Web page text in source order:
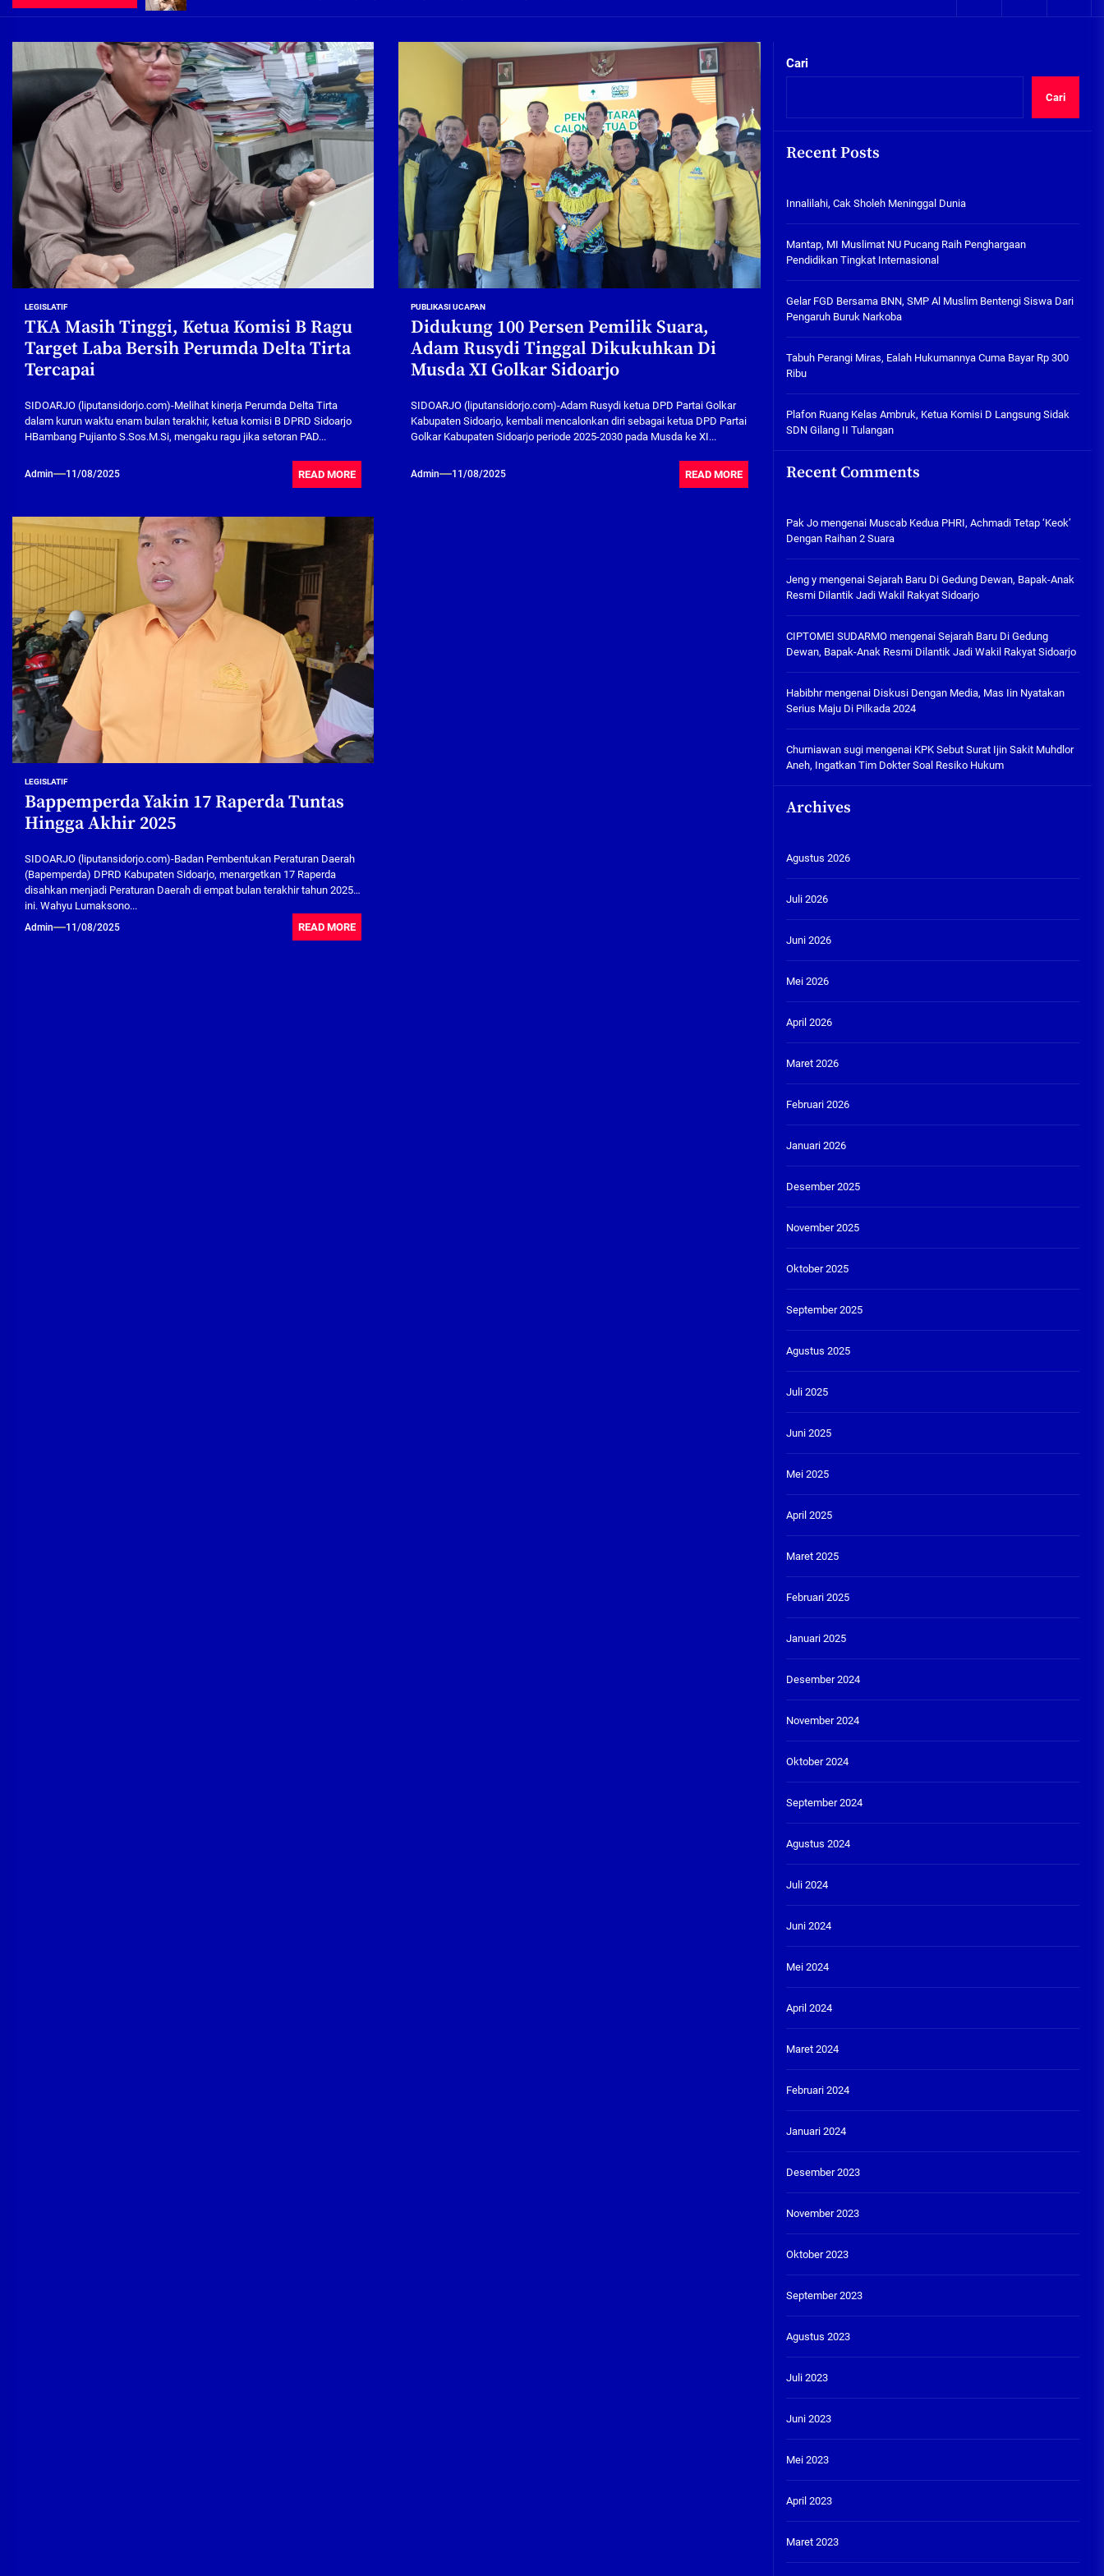
SDN Gilang II Tulangan
Mantap, MI Muslimat NU
Pucang Raih Penghargaan
Pendidikan Tingkat
Internasional
06/08/2026
Gelar FGD Bersama BNN, SMP Al
Muslim Bentengi Siswa Dari
05/08/2026
Hukumannya Cuma Bayar Rp
300 Ribu
Plafon Ruang Kelas Ambruk,
Ketua Komisi D Langsung Sidak
05/08/2026
Pembebasan Lahan Segera Rampung, Pembangunan Fly Over Gedangan Semakin Dekat
Peduli Warga Miskin, Bupati Sidoarjo Masif Jalankan Program Rehab RTLH
Pembebasan Lahan Hampir Rampung, Pembangunan Fly over Gedangan Semakin Dekat
Terima aduan warga, Komisi A cari solusi masalah warga Seketi dan Urangagung
Demi Jajaran Direksi Delta Tirta Yang Profesional Dan Kapabel, Komisi B Dua Kali Panggil Pansel Dan Minta Ada Pakta Integritas
LEGISLATIF
TKA Masih Tinggi, Ketua Komisi B Ragu
Target Laba Bersih Perumda Delta Tirta
Tercapai
SIDOARJO (liputansidorjo.com)-Melihat kinerja Perumda Delta Tirta
dalam kurun waktu enam bulan terakhir, ketua komisi B DPRD Sidoarjo
HBambang Pujianto S.Sos.M.Si, mengaku ragu jika setoran PAD...
Admin 11/08/2025 READ MORE
PUBLIKASI UCAPAN
Didukung 100 Persen Pemilik Suara,
Adam Rusydi Tinggal Dikukuhkan Di
Musda XI Golkar Sidoarjo
SIDOARJO (liputansidorjo.com)-Adam Rusydi ketua DPD Partai Golkar
Kabupaten Sidoarjo, kembali mencalonkan diri sebagai ketua DPD Partai
Golkar Kabupaten Sidoarjo periode 2025-2030 pada Musda ke XI...
Admin 11/08/2025 READ MORE
LEGISLATIF
Bappemperda Yakin 17 Raperda Tuntas
Hingga Akhir 2025
SIDOARJO (liputansidorjo.com)-Badan Pembentukan Peraturan Daerah
(Bapemperda) DPRD Kabupaten Sidoarjo, menargetkan 17 Raperda
disahkan menjadi Peraturan Daerah di empat bulan terakhir tahun 2025
ini. Wahyu Lumaksono...
Admin 11/08/2025 READ MORE
Cari
Cari
Recent Posts
Innalilahi, Cak Sholeh Meninggal Dunia
Mantap, MI Muslimat NU Pucang Raih Penghargaan
Pendidikan Tingkat Internasional
Gelar FGD Bersama BNN, SMP Al Muslim Bentengi Siswa Dari
Pengaruh Buruk Narkoba
Tabuh Perangi Miras, Ealah Hukumannya Cuma Bayar Rp 300
Ribu
Plafon Ruang Kelas Ambruk, Ketua Komisi D Langsung Sidak
SDN Gilang II Tulangan
Recent Comments
Pak Jomengenai Muscab Kedua PHRI, Achmadi Tetap ‘Keok’
Dengan Raihan 2 Suara
Jeng ymengenai Sejarah Baru Di Gedung Dewan, Bapak-Anak
Resmi Dilantik Jadi Wakil Rakyat Sidoarjo
CIPTOMEI SUDARMOmengenai Sejarah Baru Di Gedung
Dewan, Bapak-Anak Resmi Dilantik Jadi Wakil Rakyat Sidoarjo
Habibhrmengenai Diskusi Dengan Media, Mas Iin Nyatakan
Serius Maju Di Pilkada 2024
Churniawan sugimengenai KPK Sebut Surat Ijin Sakit Muhdlor
Aneh, Ingatkan Tim Dokter Soal Resiko Hukum
Archives
Agustus 2026
Juli 2026
Juni 2026
Mei 2026
April 2026
Maret 2026
Februari 2026
Januari 2026
Desember 2025
November 2025
Oktober 2025
September 2025
Agustus 2025
Juli 2025
Juni 2025
Mei 2025
April 2025
Maret 2025
Februari 2025
Januari 2025
Desember 2024
November 2024
Oktober 2024
September 2024
Agustus 2024
Juli 2024
Juni 2024
Mei 2024
April 2024
Maret 2024
Februari 2024
Januari 2024
Desember 2023
November 2023
Oktober 2023
September 2023
Agustus 2023
Juli 2023
Juni 2023
Mei 2023
April 2023
Maret 2023